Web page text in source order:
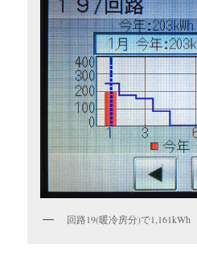
回路19(暖冷房分)で1,161kWh